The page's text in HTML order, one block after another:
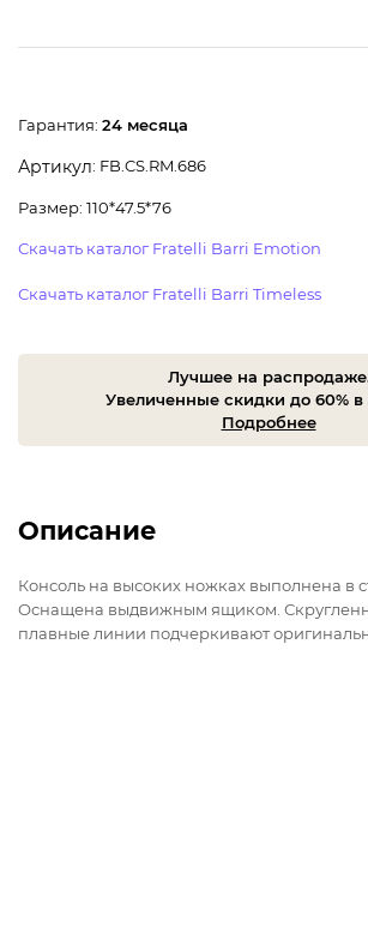
Гарантия: 24 месяца
Артикул: FB.CS.RM.686
Размер: 110*47.5*76
Скачать каталог Fratelli Barri Emotion
Скачать каталог Fratelli Barri Timeless
Лучшее на
Увеличенные скидки до 60% в
Подробнее
Описание
Консоль на высоких ножках выполнена в
Оснащена выдвижным ящиком.
плавные линии подчеркивают